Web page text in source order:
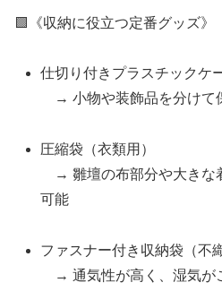
🟩《収納に役立つ定番グッズ》
仕切り付きプラスチックケ
→ 小物や装飾品を分けて
圧縮袋（衣類用）
→ 雛壇の布部分や大きな
可能
ファスナー付き収納袋（不
→ 通気性が高く、湿気が